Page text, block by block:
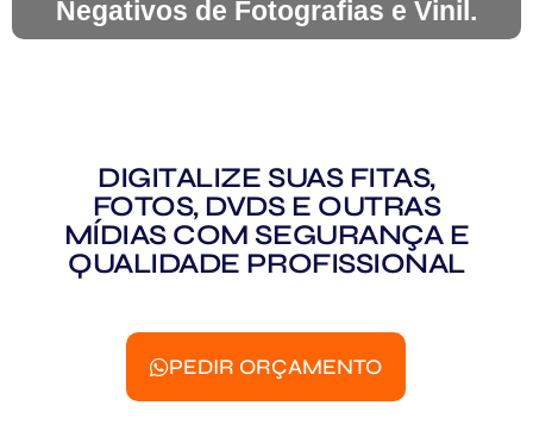
Negativos de Fotografias e Vinil.
DIGITALIZE SUAS FITAS,
FOTOS, DVDS E OUTRAS
MÍDIAS COM SEGURANÇA E
QUALIDADE PROFISSIONAL
PEDIR ORÇAMENTO